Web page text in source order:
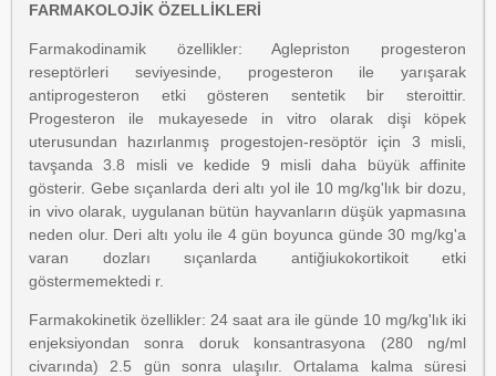
FARMAKOLOJİK ÖZELLİKLERİ
Farmakodinamik özellikler: Aglepriston progesteron
reseptörleri seviyesinde, progesteron ile yarışarak
antiprogesteron etki gösteren sentetik bir steroittir.
Progesteron ile mukayesede in vitro olarak dişi köpek
uterusundan hazırlanmış progestojen-resöptör için 3 misli,
tavşanda 3.8 misli ve kedide 9 misli daha büyük affinite
gösterir. Gebe sıçanlarda deri altı yol ile 10 mg/kg'lık bir dozu,
in vivo olarak, uygulanan bütün hayvanların düşük yapmasına
neden olur. Deri altı yolu ile 4 gün boyunca günde 30 mg/kg'a
varan dozları sıçanlarda antiğiukokortikoit etki
göstermemektedi r.
Farmakokinetik özellikler: 24 saat ara ile günde 10 mg/kg'lık iki
enjeksiyondan sonra doruk konsantrasyona (280 ng/ml
civarında) 2.5 gün sonra ulaşılır. Ortalama kalma süresi